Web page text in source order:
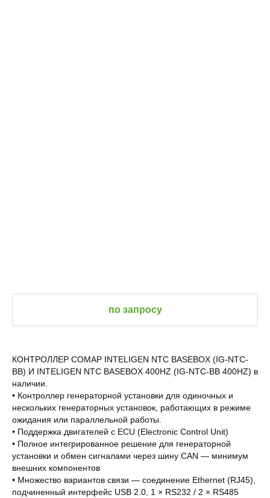
по запросу
КОНТРОЛЛЕР COMAP INTELIGEN NTC BASEBOX (IG-NTC-
BB) И INTELIGEN NTC BASEBOX 400HZ (IG-NTC-BB 400HZ) в
наличии.
• Контроллер генераторной установки для одиночных и
нескольких генераторных установок, работающих в режиме
ожидания или параллельной работы.
• Поддержка двигателей с ECU (Electronic Control Unit)
• Полное интегрированное решение для генераторной
установки и обмен сигналами через шину CAN — минимум
внешних компонентов
• Множество вариантов связи — соединение Ethernet (RJ45),
подчиненный интерфейс USB 2.0, 1 × RS232 / 2 × RS485